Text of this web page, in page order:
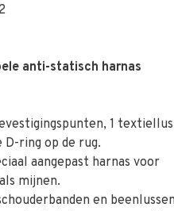
anti-statisch harnas
1 textiellus
D-ring op de rug.
aangepast harnas voor
mijnen.
en